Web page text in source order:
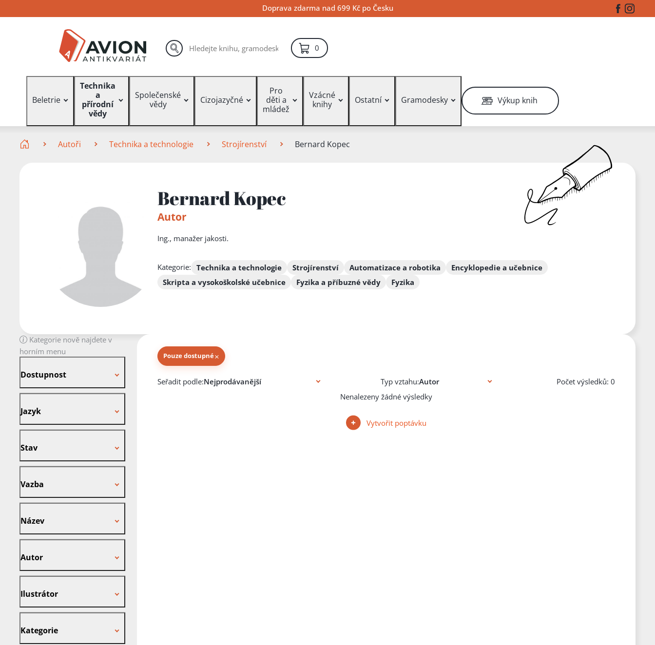
na
na
na
Doprava zdarma nad 699 Kč po Česku Facebook
Vyhledávání hledat
0položek – košík
Beletrie
Technika
a
přírodní
vědy
Společenské
vědy
Cizojazyčné
Pro
děti a
mládež
Vzácné
knihy
Ostatní Gramodesky Výkup knih
Autoři Technika a technologie Strojírenství Bernard Kopec
Bernard Kopec
Autor
Ing., manažer jakosti.
Kategorie: Technika a technologie Strojírenství Automatizace a robotika
Encyklopedie a učebnice
Skripta a vysokoškolské učebnice
Fyzika a příbuzné vědy Fyzika
Kategorie nově najdete v
horním menu
Dostupnost
Jazyk
Stav
Vazba
Název
Autor
Ilustrátor
Kategorie
Pouze dostupné×
Knihy autora
Seřadit podle: Typ vztahu:
Počet výsledků: 0
Nenalezeny žádné výsledky
Vytvořit poptávku